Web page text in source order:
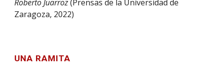
Roberto Juarroz(Prensas de la Universidad de
Zaragoza, 2022)
UNA RAMITA